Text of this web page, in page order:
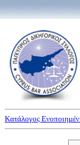
Κατάλογος